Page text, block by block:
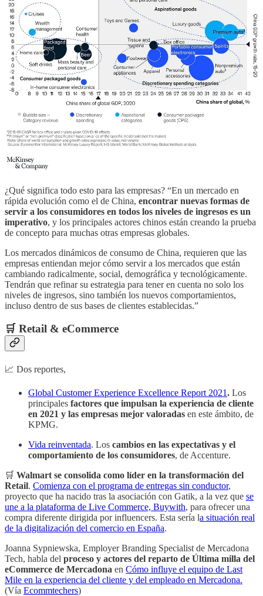
¿Qué significa todo esto para las empresas? “En un mercado en
rápida evolución como el de China, encontrar nuevas formas de
servir a los consumidores en todos los niveles de ingresos es un
imperativo, y los principales actores chinos están creando la prueba
de concepto para muchas otras empresas globales.
Los mercados dinámicos de consumo de China, requieren que las
empresas entiendan mejor cómo servir a los mercados que están
cambiando radicalmente, social, demográfica y tecnológicamente.
Tendrán que refinar su estrategia para tener en cuenta no solo los
niveles de ingresos, sino también los nuevos comportamientos,
incluso dentro de sus bases de clientes establecidas.”
🛒 Retail & eCommerce
📈 Dos reportes,
Global Customer Experience Excellence Report 2021. Los
principales factores que impulsan la experiencia de cliente
en 2021 y las empresas mejor valoradas en este ámbito, de
KPMG.
Vida reinventada. Los cambios en las expectativas y el
comportamiento de los consumidores, de Accenture.
🛒 Walmart se consolida como líder en la transformación del
Retail. Comienza con el programa de entregas sin conductor,
proyecto que ha nacido tras la asociación con Gatik, a la vez que se
une a la plataforma de Live Commerce, Buywith, para ofrecer una
compra diferente dirigida por influencers. Esta sería la situación real
de la digitalización del comercio en España.
Joanna Sypniewska, Employer Branding Specialist de Mercadona
Tech, habla del proceso y actores del reparto de Última milla del
eCommerce de Mercadona en Cómo influye el equipo de Last
Mile en la experiencia del cliente y del empleado en Mercadona.
(Vía Ecommtechers)